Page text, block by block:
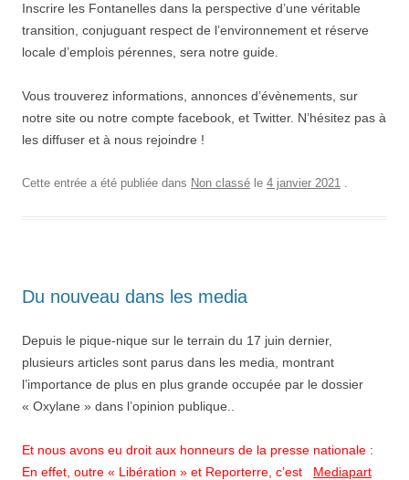
Inscrire les Fontanelles dans la perspective d’une véritable
transition, conjuguant respect de l’environnement et réserve
locale d’emplois pérennes, sera notre guide.
Vous trouverez informations, annonces d’évènements, sur
notre site ou notre compte facebook, et Twitter. N’hésitez pas à
les diffuser et à nous rejoindre !
Cette entrée a été publiée dans Non classé le 4 janvier 2021 .
Du nouveau dans les media
Depuis le pique-nique sur le terrain du 17 juin dernier,
plusieurs articles sont parus dans les media, montrant
l’importance de plus en plus grande occupée par le dossier
« Oxylane » dans l’opinion publique..
Et nous avons eu droit aux honneurs de la presse nationale :
En effet, outre « Libération » et Reporterre, c’est Mediapart